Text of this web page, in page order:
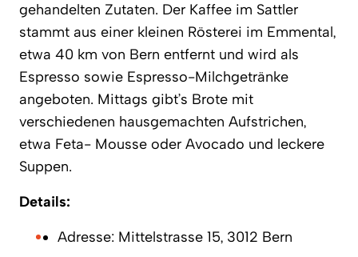
gehandelten Zutaten. Der Kaffee im Sattler
stammt aus einer kleinen Rösterei im Emmental,
etwa 40 km von Bern entfernt und wird als
Espresso sowie Espresso-Milchgetränke
angeboten. Mittags gibt’s Brote mit
verschiedenen hausgemachten Aufstrichen,
etwa Feta- Mousse oder Avocado und leckere
Suppen.
Details:
Adresse: Mittelstrasse 15, 3012 Bern